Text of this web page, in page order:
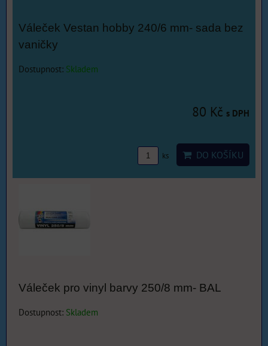
Váleček Vestan hobby 240/6 mm- sada bez
vaničky
Dostupnost: Skladem
80 Kč s DPH
ks DO KOŠÍKU
Váleček pro vinyl barvy 250/8 mm- BAL
Dostupnost: Skladem